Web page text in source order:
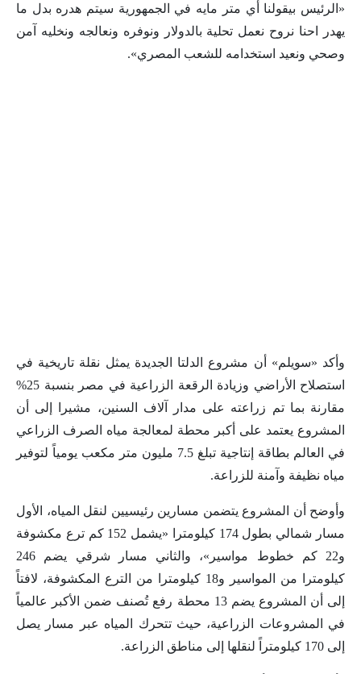
«الرئيس بيقولنا أي متر مايه في الجمهورية سيتم هدره بدل ما
يهدر احنا نروح نعمل تحلية بالدولار ونوفره ونعالجه ونخليه آمن
وصحي ونعيد استخدامه للشعب المصري».
وأكد «سويلم» أن مشروع الدلتا الجديدة يمثل نقلة تاريخية في
استصلاح الأراضي وزيادة الرقعة الزراعية في مصر بنسبة 25%
مقارنة بما تم زراعته على مدار آلاف السنين، مشيرا إلى أن
المشروع يعتمد على أكبر محطة لمعالجة مياه الصرف الزراعي
في العالم بطاقة إنتاجية تبلغ 7.5 مليون متر مكعب يومياً لتوفير
مياه نظيفة وآمنة للزراعة.
وأوضح أن المشروع يتضمن مسارين رئيسيين لنقل المياه، الأول
مسار شمالي بطول 174 كيلومترا «يشمل 152 كم ترع مكشوفة
و22 كم خطوط مواسير»، والثاني مسار شرقي يضم 246
كيلومترا من المواسير و18 كيلومترا من الترع المكشوفة، لافتاً
إلى أن المشروع يضم 13 محطة رفع تُصنف ضمن الأكبر عالمياً
في المشروعات الزراعية، حيث تتحرك المياه عبر مسار يصل
إلى 170 كيلومتراً لنقلها إلى مناطق الزراعة.